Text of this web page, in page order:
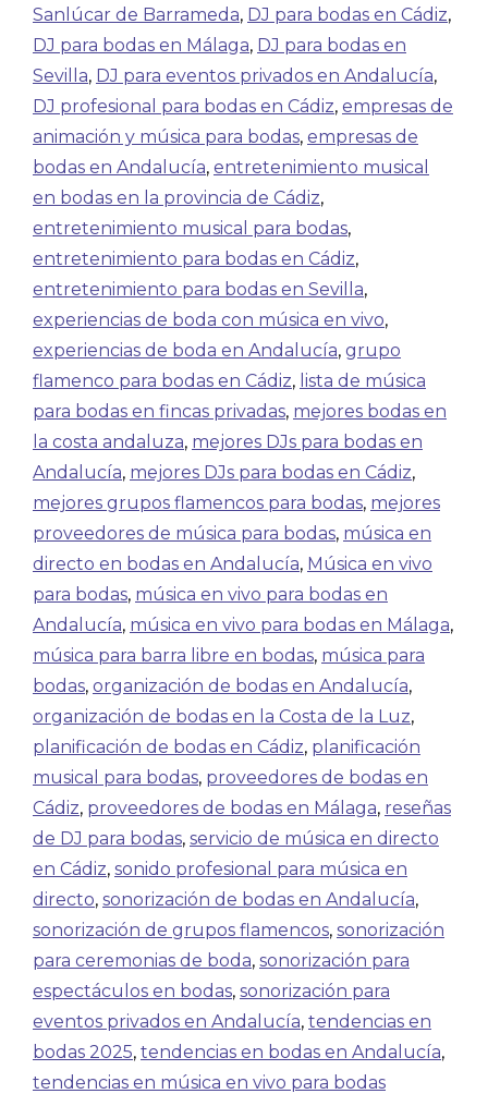
Sanlúcar de Barrameda, DJ para bodas en Cádiz,
DJ para bodas en Málaga, DJ para bodas en
Sevilla, DJ para eventos privados en Andalucía,
DJ profesional para bodas en Cádiz, empresas de
animación y música para bodas, empresas de
bodas en Andalucía, entretenimiento musical
en bodas en la provincia de Cádiz,
entretenimiento musical para bodas,
entretenimiento para bodas en Cádiz,
entretenimiento para bodas en Sevilla,
experiencias de boda con música en vivo,
experiencias de boda en Andalucía, grupo
flamenco para bodas en Cádiz, lista de música
para bodas en fincas privadas, mejores bodas en
la costa andaluza, mejores DJs para bodas en
Andalucía, mejores DJs para bodas en Cádiz,
mejores grupos flamencos para bodas, mejores
proveedores de música para bodas, música en
directo en bodas en Andalucía, Música en vivo
para bodas, música en vivo para bodas en
Andalucía, música en vivo para bodas en Málaga,
música para barra libre en bodas, música para
bodas, organización de bodas en Andalucía,
organización de bodas en la Costa de la Luz,
planificación de bodas en Cádiz, planificación
musical para bodas, proveedores de bodas en
Cádiz, proveedores de bodas en Málaga, reseñas
de DJ para bodas, servicio de música en directo
en Cádiz, sonido profesional para música en
directo, sonorización de bodas en Andalucía,
sonorización de grupos flamencos, sonorización
para ceremonias de boda, sonorización para
espectáculos en bodas, sonorización para
eventos privados en Andalucía, tendencias en
bodas 2025, tendencias en bodas en Andalucía,
tendencias en música en vivo para bodas